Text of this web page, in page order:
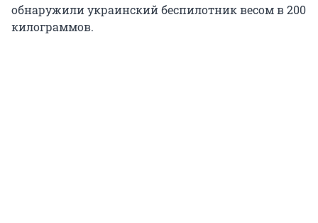
обнаружили украинский беспилотник весом в 200
килограммов.